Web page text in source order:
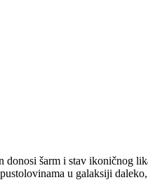
šarm i stav ikoničnog
u galaksiji